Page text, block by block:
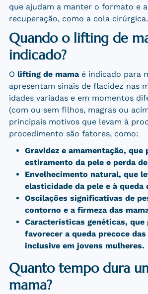
que ajudam a manter o formato e
recuperação, como a cola cirúrgica.
Quando o lifting de
indicado?
O lifting de mamaé indicado para
apresentam sinais de flacidez nas
idades variadas e em momentos
(com ou sem filhos, magras ou
principais motivos que levam à
procedimento são fatores, como:
Gravidez e amamentação, que
estiramento da pele e perda
Envelhecimento natural, que
elasticidade da pele e à queda
Oscilações significativas de
contorno e a firmeza das
Características genéticas, que
favorecer a queda precoce das
inclusive em jovens mulheres.
Quanto tempo dura
mama?